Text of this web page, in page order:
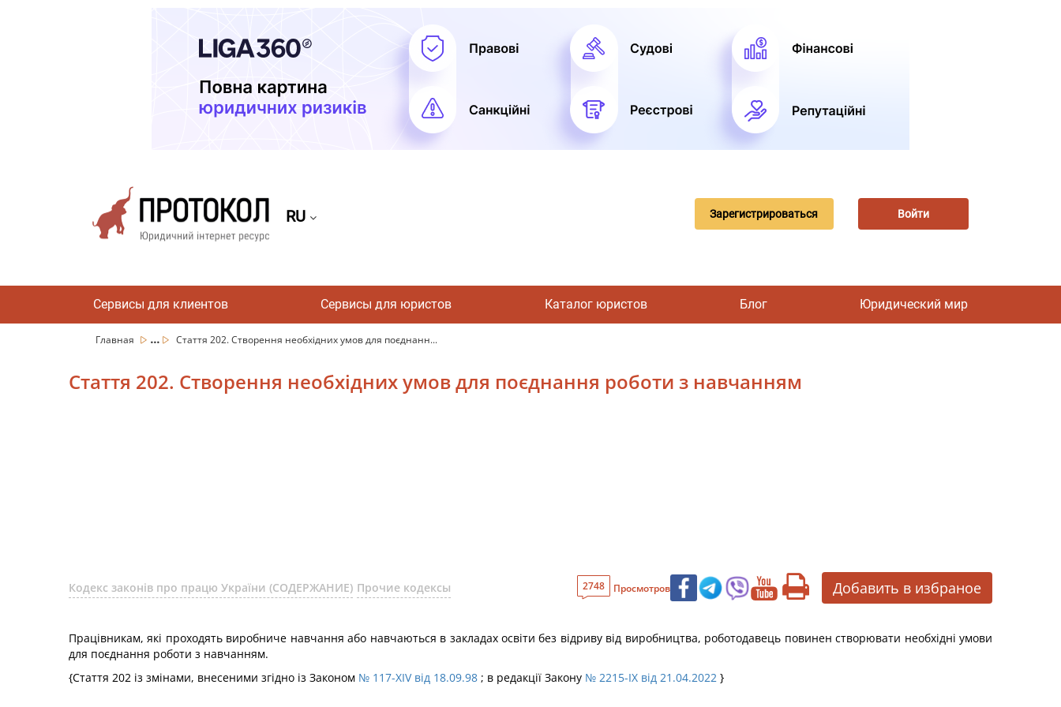
RU Зарегистрироваться Войти
Сервисы для клиентов Сервисы для юристов Каталог юристов Блог Юридический мир
Главная ... Стаття 202. Створення необхідних умов для поєднанн...
Стаття 202. Створення необхідних умов для поєднання роботи з навчанням
Кодекс законів про працю України (СОДЕРЖАНИЕ) Прочие кодексы 2748 Просмотров Добавить в избраное
Працівникам, які проходять виробниче навчання або навчаються в закладах освіти без відриву від виробництва, роботодавець повинен створювати необхідні умови
для поєднання роботи з навчанням.
{Стаття 202 із змінами, внесеними згідно із Законом № 117-XIV від 18.09.98 ; в редакції Закону № 2215-IX від 21.04.2022 }